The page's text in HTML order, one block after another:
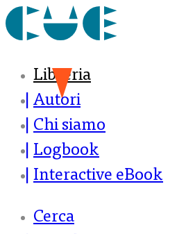
Libreria
Autori
Chi siamo
Logbook
Interactive eBook
Cerca